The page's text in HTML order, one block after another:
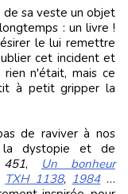
de sa veste un objet
: un livre !
le lui remettre
cet incident et
n'était, mais ce
à petit gripper la
de raviver à nos
la dystopie et de
, Un bonheur
TXH 1138, 1984…